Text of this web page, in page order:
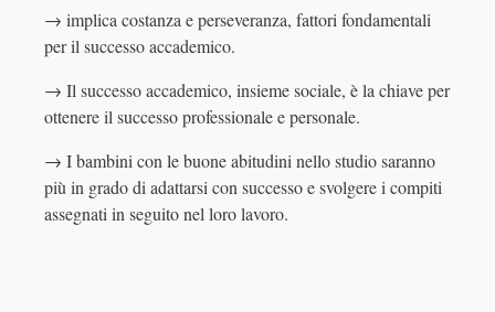
→ implica costanza e perseveranza, fattori fondamentali
per il successo accademico.
→ Il successo accademico, insieme sociale, è la chiave per
ottenere il successo professionale e personale.
→ I bambini con le buone abitudini nello studio saranno
più in grado di adattarsi con successo e svolgere i compiti
assegnati in seguito nel loro lavoro.